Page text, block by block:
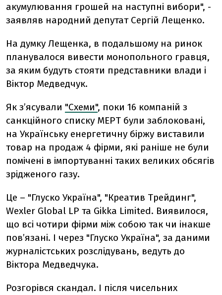
акумулювання грошей на наступні вибори", -
заявляв народний депутат Сергій Лещенко.
На думку Лещенка, в подальшому на ринок
планувалося вивести монопольного гравця,
за яким будуть стояти представники влади і
Віктор Медведчук.
Як з’ясували "Схеми", поки 16 компаній з
санкційного списку МЕРТ були заблоковані,
на Українську енергетичну біржу виставили
товар на продаж 4 фірми, які раніше не були
помічені в імпортуванні таких великих обсягів
зрідженого газу.
Це – "Глуско Україна", "Креатив Трейдинг",
Wexler Global LP та Gikka Limited. Виявилося,
що всі чотири фірми між собою так чи інакше
пов’язані. І через "Глуско Україна", за даними
журналістських розслідувань, ведуть до
Віктора Медведчука.
Розгорівся скандал. І після чисельних